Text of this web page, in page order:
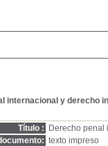
internacional y derecho
Título :
Derecho penal
texto impreso